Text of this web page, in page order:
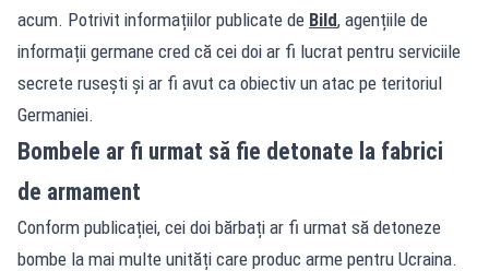
acum. Potrivit informațiilor publicate de Bild, agențiile de
informații germane cred că cei doi ar fi lucrat pentru serviciile
secrete rusești și ar fi avut ca obiectiv un atac pe teritoriul
Germaniei.
Bombele ar fi urmat să fie detonate la fabrici
de armament
Conform publicației, cei doi bărbați ar fi urmat să detoneze
bombe la mai multe unități care produc arme pentru Ucraina.